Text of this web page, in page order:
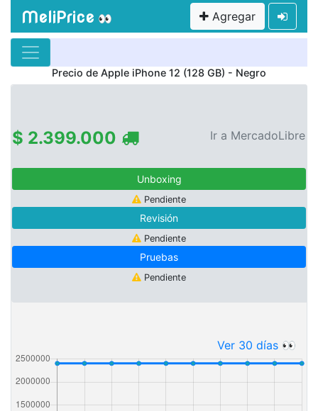
MeliPrice 👀 Agregar
Precio de Apple iPhone 12 (128 GB) - Negro
$ 2.399.000 Ir a MercadoLibre
Unboxing
Pendiente
Revisión
Pendiente
Pruebas
Pendiente
Ver 30 días 👀